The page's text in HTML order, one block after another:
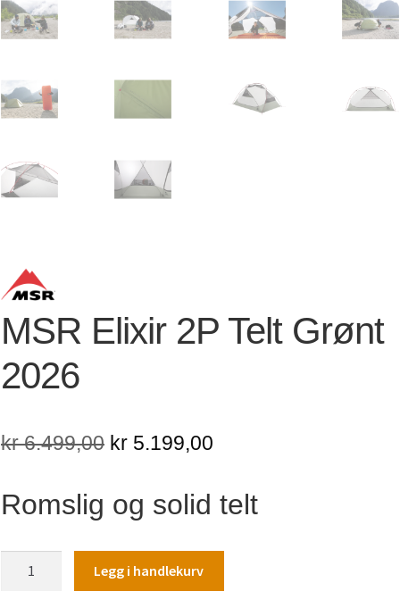
MSR Elixir 2P Telt Grønt
2026
kr6.499,00 Opprinnelig
var:
kr 5.199,00
er:
Romslig og solid telt
Legg i handlekurv